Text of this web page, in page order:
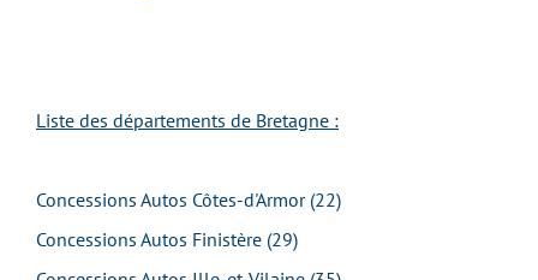
Liste des départements de Bretagne :
Concessions Autos Côtes-d'Armor (22)
Concessions Autos Finistère (29)